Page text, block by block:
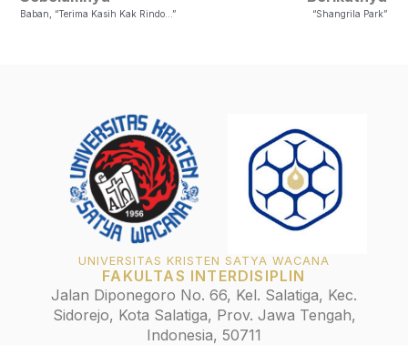
Baban, “Terima Kasih Kak Rindo…” “Shangrila Park”
UNIVERSITAS KRISTEN SATYA WACANA
FAKULTAS INTERDISIPLIN
Jalan Diponegoro No. 66, Kel. Salatiga, Kec.
Sidorejo, Kota Salatiga, Prov. Jawa Tengah,
Indonesia, 50711